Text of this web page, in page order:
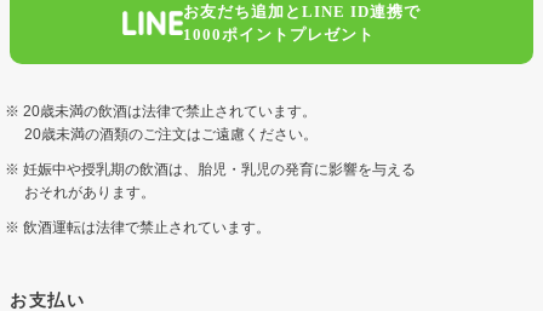
お友だち追加とLINE ID連携で
1000ポイントプレゼント
20歳未満の飲酒は法律で禁止されています。
20歳未満の酒類のご注文はご遠慮ください。
妊娠中や授乳期の飲酒は、胎児・乳児の発育に影響を与える
おそれがあります。
飲酒運転は法律で禁止されています。
お支払い